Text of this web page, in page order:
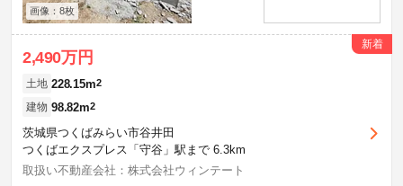
画像：8枚
2,490万円
新着
土地 228.15m2
建物 98.82m2
茨城県つくばみらい市谷井田
つくばエクスプレス「守谷」駅まで 6.3km
取扱い不動産会社：株式会社ウィンテート